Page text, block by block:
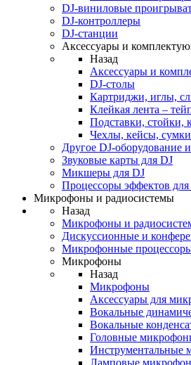
DJ-виниловые
DJ-контроллеры
DJ-станции
Аксессуары и
Назад
Аксессуары и
DJ-столы
Картриджи, иглы,
Клейкая лента –
Подставки, стойки,
Чехлы, кейсы,
Другое DJ-оборудование
Звуковые карты для DJ
Микшеры для DJ
Процессоры эффектов для
Микрофоны и радиосистемы
Назад
Микрофоны и
Дискуссионные и
Микрофонные
Микрофоны
Назад
Микрофоны
Аксессуары для
Вокальные
Вокальные
Головные
Инструментальные
Ламповые